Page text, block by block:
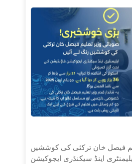
فیصل خان ترکئی کی کوششیں
اینڈ سیکنڈری ایجوکیشن